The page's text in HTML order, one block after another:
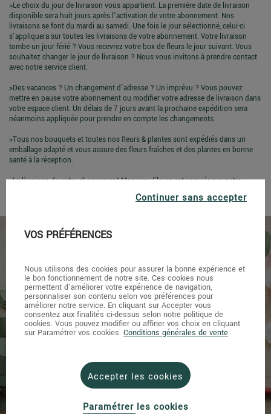
>Le choix du jour de livraison vous appartient. La première date de livraison
disponible sera huit jours après l’activation de votre abonnement. Nos
livraisons se font du mardi au samedi. Une fois le jour sélectionné, celui-ci
s'appliquera sur toutes les livraisons de votre abonnement. Votre livraison
tombe un jour férié ? Vous recevrez votre box de fleurs le jour suivant. Vous
souhaitez changer le jour de livraison ? Nous vous invitons à prendre contact
avec notre service client.
>Des vacances ? Un changement d'adresse ? Un imprévu ? Vous pouvez
mettre en pause votre abonnement ou modifier votre adresse de livraison dans
votre espace client. Un délais de 7 jours avant la prochaine expédition sera
néanmoins appliquée pour prendre en compte les changements.
>Tous nos bouquets et toutes nos fleurs & plantes sont expédiés dans un
emballage adapté et vous assure des fleurs fraîches et des plantes en bonne
santé à la réception.
>La livraison de votre abonnement Monceau Fleurs est assurée par notre
partenaire Chronopost. Vous serez prévenu par sms la veille de vos livraisons.
L’entretien
du bouquet
Continuer sans accepter
VOS PRÉFÉRENCES
Nous utilisons des cookies pour assurer la bonne expérience et
le bon fonctionnement de notre site. Ces cookies nous
permettent d'améliorer votre expérience de navigation,
personnaliser son contenu selon vos préférences pour
améliorer notre service. En cliquant sur Accepter vous
consentez aux finalités ci-dessus selon notre politique de
cookies. Vous pouvez modifier ou affiner vos choix en cliquant
sur Paramétrer vos cookies. Conditions générales de vente
Accepter les cookies
Paramétrer les cookies